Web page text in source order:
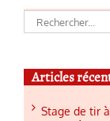
Rechercher:
Articles
Stage de tir